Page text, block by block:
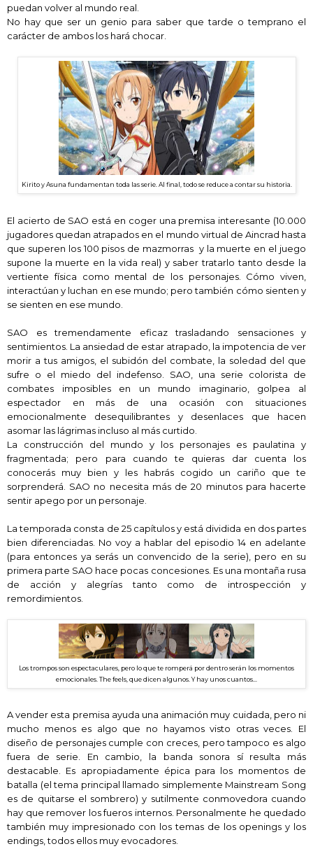
puedan volver al mundo real.
No hay que ser un genio para saber que tarde o temprano el
carácter de ambos los hará chocar.
Kirito y Asuna fundamentan toda las serie. Al final, todo se reduce a contar su historia.
El acierto de SAO está en coger una premisa interesante (10.000
jugadores quedan atrapados en el mundo virtual de Aincrad hasta
que superen los 100 pisos de mazmorras y la muerte en el juego
supone la muerte en la vida real) y saber tratarlo tanto desde la
vertiente física como mental de los personajes. Cómo viven,
interactúan y luchan en ese mundo; pero también cómo sienten y
se sienten en ese mundo.
SAO es tremendamente eficaz trasladando sensaciones y
sentimientos. La ansiedad de estar atrapado, la impotencia de ver
morir a tus amigos, el subidón del combate, la soledad del que
sufre o el miedo del indefenso. SAO, una serie colorista de
combates imposibles en un mundo imaginario, golpea al
espectador en más de una ocasión con situaciones
emocionalmente desequilibrantes y desenlaces que hacen
asomar las lágrimas incluso al más curtido.
La construcción del mundo y los personajes es paulatina y
fragmentada; pero para cuando te quieras dar cuenta los
conocerás muy bien y les habrás cogido un cariño que te
sorprenderá
SAO no necesita más de 20 minutos para hacerte
sentir apego por un personaje
La temporada consta de 25 capítulos y está dividida en dos partes
bien diferenciadas. No voy a hablar del episodio 14 en adelante
(para entonces ya serás un convencido de la serie) , pero en su
primera parte SAO hace pocas concesiones. Es una montaña rusa
de acción y alegrías tanto como de introspección y
remordimientos.
L os trompos son espectaculares, pero lo que te romperá pordentro serán los momentos
emocionales. The feels, que dicen algunos.Y hay unos cuantos...
A vender esta premisa ayuda una animación muy cuidada, pero ni
mucho menos es algo que no hayamos visto otras veces. El
diseño de personajes cumple con creces, pero tampoco es algo
fuera de serie. En cambio, la banda sonora sí resulta más
destacable. Es apropiadamente épica para los momentos de
batalla (el tema principal llamado simplemente Mainstream Song
es de quitarse el sombrero) y sutilmente conmovedora cuando
hay que remover los fueros internos. Personalmente he quedado
también muy impresionado con los temas de los openings y los
endings,todos ellos muy evocadores.